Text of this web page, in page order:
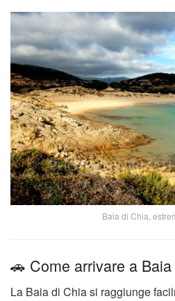
Baia di Chia,
🚗 Come arrivare a
La Baia di Chia si raggiunge